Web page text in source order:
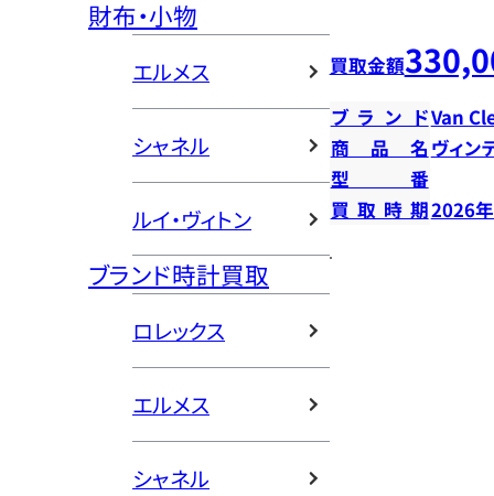
財布・小物
エルメス
シャネル
ルイ・ヴィトン
ブランド時計買取
ロレックス
エルメス
シャネル
買取金額
ブランドVan
商品名 ヴィン
型番
買取時期2026